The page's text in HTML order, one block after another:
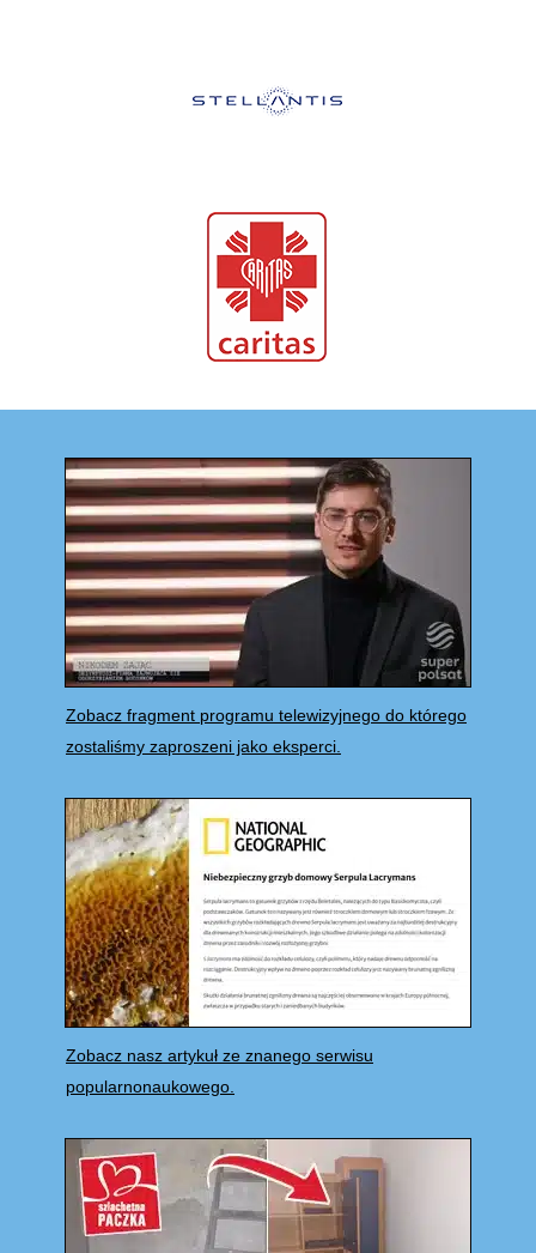
Zobacz fragment programu telewizyjnego do którego
zostaliśmy zaproszeni jako eksperci.
Zobacz nasz artykuł ze znanego serwisu
popularnonaukowego.